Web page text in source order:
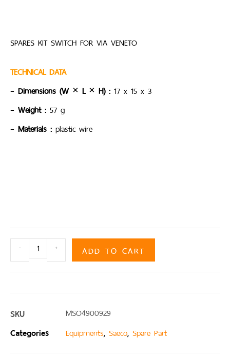
SPARES KIT SWITCH FOR VIA VENETO
TECHNICAL DATA
– Dimensions (W × L × H): 17 x 15 x 3
– Weight: 57 g
– Materials : plastic wire
- + ADD TO CART
SKU MSO4900929
Categories Equipments, Saeco, Spare Part